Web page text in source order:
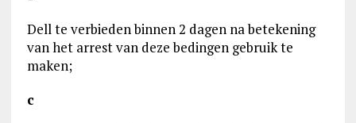
Dell te verbieden binnen 2 dagen na betekening
van het arrest van deze bedingen gebruik te
maken;
c